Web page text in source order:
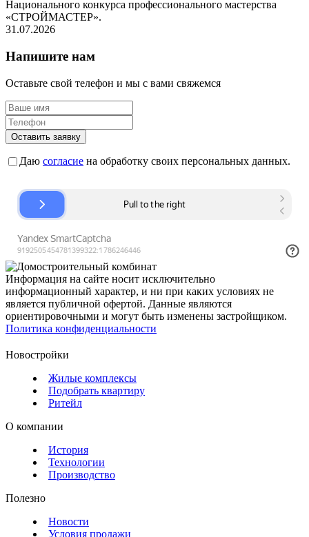
Национального конкурса профессионального мастерства
«СТРОЙМАСТЕР».
31.07.2026
Напишите нам
Оставьте свой телефон и мы с вами свяжемся
Оставить заявку
Даю согласие на обработку своих персональных данных.
Информация на сайте носит исключительно
информационный характер, и ни при каких условиях не
является публичной офертой. Данные являются
ориентировочными и могут быть изменены застройщиком.
Политика конфиденциальности
Новостройки
Жилые комплексы
Подобрать квартиру
Ритейл
О компании
История
Технологии
Производство
Полезно
Новости
Условия продажи